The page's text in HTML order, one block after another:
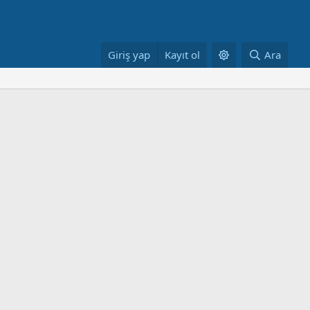
Giriş yap Kayıt ol Ara